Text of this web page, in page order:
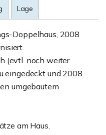
Lage
Doppelhaus, 2008
(evtl. noch weiter
eingedeckt und 2008
umgebautem
am Haus.